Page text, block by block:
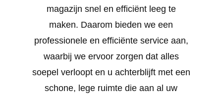
magazijn snel en efficiënt leeg te
maken. Daarom bieden we een
professionele en efficiënte service aan,
waarbij we ervoor zorgen dat alles
soepel verloopt en u achterblijft met een
schone, lege ruimte die aan al uw